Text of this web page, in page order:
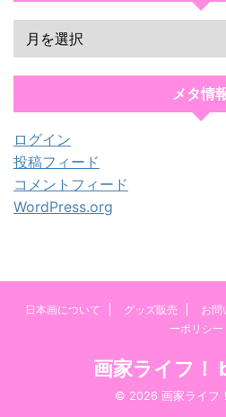
メタ情
ログイン
投稿フィード
コメントフィード
WordPress.org
日本画について グッズ販売 お問
ーポリシー
画家ライフ！
© 2026 画家ライフ